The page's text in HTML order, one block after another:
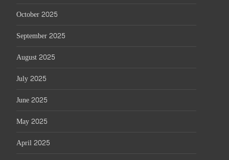
October 2025
September 2025
August 2025
July 2025
June 2025
May 2025
April 2025